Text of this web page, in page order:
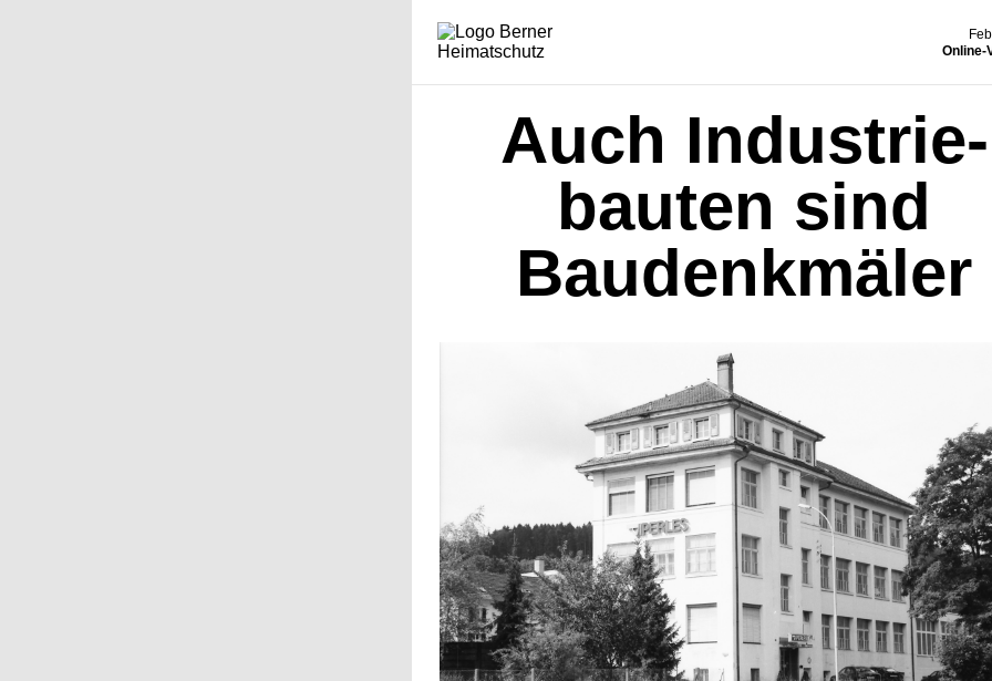
Online-
Auch Industrie-
bauten sind
Baudenkmäler